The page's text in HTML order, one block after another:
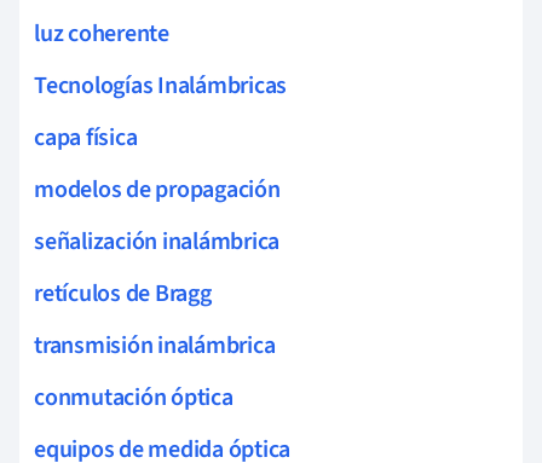
luz coherente
Tecnologías Inalámbricas
capa física
modelos de propagación
señalización inalámbrica
retículos de Bragg
transmisión inalámbrica
conmutación óptica
equipos de medida óptica